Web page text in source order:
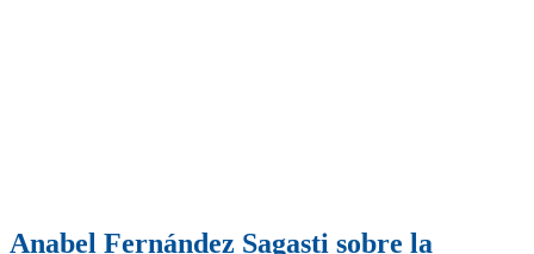
Anabel Fernández Sagasti sobre la